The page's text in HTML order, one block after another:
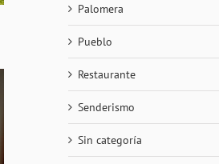
Palomera
Pueblo
Restaurante
Senderismo
Sin categoría